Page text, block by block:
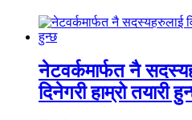
नेटवर्कमार्फत नै
दिनेगरी हाम्रो तयारी